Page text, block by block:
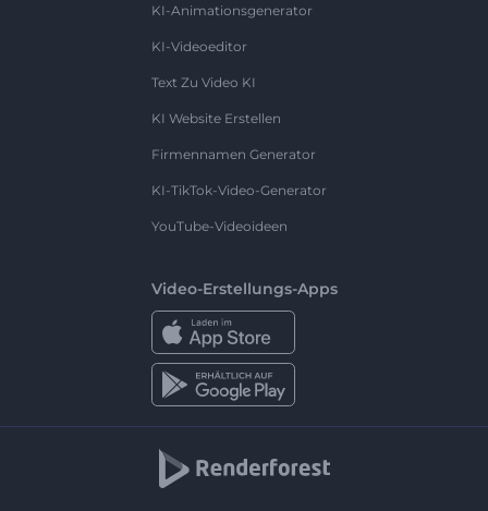
KI-Animationsgenerator
KI-Videoeditor
Text Zu Video KI
KI Website Erstellen
Firmennamen Generator
KI-TikTok-Video-Generator
YouTube-Videoideen
Video-Erstellungs-Apps